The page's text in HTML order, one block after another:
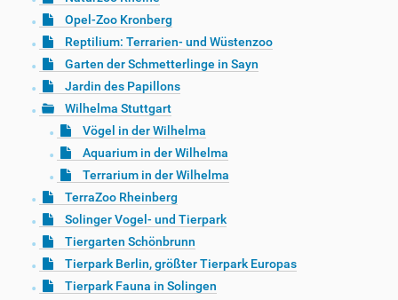
Opel-Zoo Kronberg
Reptilium: Terrarien- und Wüstenzoo
Garten der Schmetterlinge in Sayn
Jardin des Papillons
Wilhelma Stuttgart
Vögel in der Wilhelma
Aquarium in der Wilhelma
Terrarium in der Wilhelma
TerraZoo Rheinberg
Solinger Vogel- und Tierpark
Tiergarten Schönbrunn
Tierpark Berlin, größter Tierpark Europas
Tierpark Fauna in Solingen